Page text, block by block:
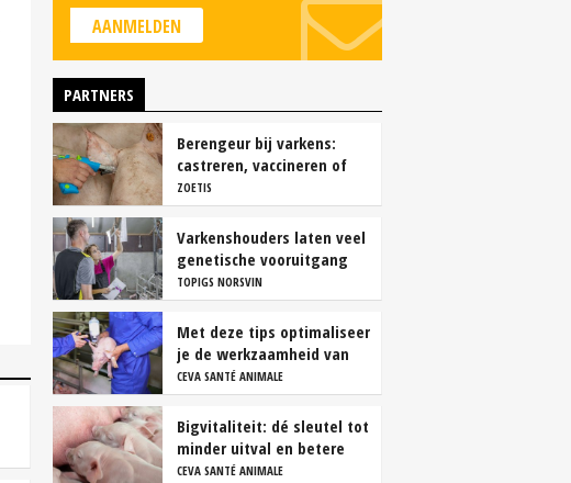
AANMELDEN
PARTNERS
Berengeur bij varkens:
castreren, vaccineren of
intact houden?
ZOETIS
Varkenshouders laten veel
genetische vooruitgang
liggen
TOPIGS NORSVIN
Met deze tips optimaliseer
je de werkzaamheid van
vaccins
CEVA SANTÉ ANIMALE
Bigvitaliteit: dé sleutel tot
minder uitval en betere
groei
CEVA SANTÉ ANIMALE